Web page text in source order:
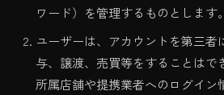
ワード）を管理するものとします。
ユーザーは、アカウントを第三者
与、譲渡、売買等をすることはで
所属店舗や提携業者へのログイン